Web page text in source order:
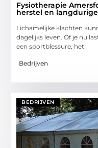
Fysiotherapie
herstel en
Lichamelijke klachten
dagelijks leven. Of je nu
een sportblessure, het
Bedrijven
BEDRIJVEN